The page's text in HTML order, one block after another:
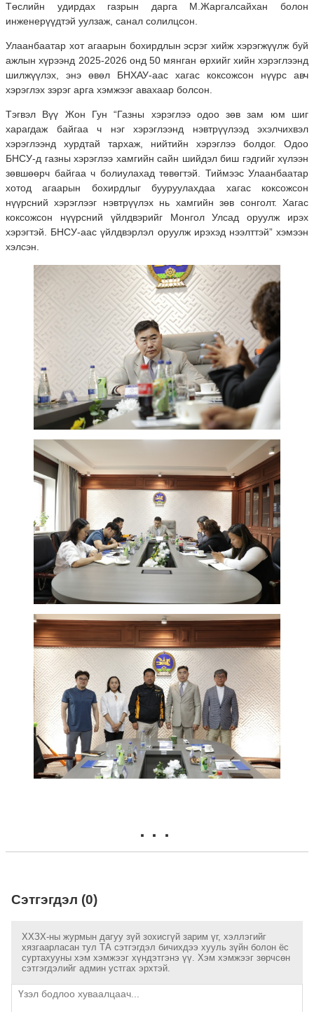
Төслийн удирдах газрын дарга М.Жаргалсайхан болон
инженерүүдтэй уулзаж, санал солилцсон.
Улаанбаатар хот агаарын бохирдлын эсрэг хийж хэрэгжүүлж буй
ажлын хүрээнд 2025-2026 онд 50 мянган өрхийг хийн хэрэглээнд
шилжүүлэх, энэ өвөл БНХАУ-аас хагас коксожсон нүүрс авч
хэрэглэх зэрэг арга хэмжээг авахаар болсон.
Тэгвэл Вүү Жон Гун “Газны хэрэглээ одоо зөв зам юм шиг
харагдаж байгаа ч нэг хэрэглээнд нэвтрүүлээд эхэлчихвэл
хэрэглээнд хурдтай тархаж, нийтийн хэрэглээ болдог. Одоо
БНСУ-д газны хэрэглээ хамгийн сайн шийдэл биш гэдгийг хүлээн
зөвшөөрч байгаа ч болиулахад төвөгтэй. Тиймээс Улаанбаатар
хотод агаарын бохирдлыг бууруулахдаа хагас коксожсон
нүүрсний хэрэглээг нэвтрүүлэх нь хамгийн зөв сонголт. Хагас
коксожсон нүүрсний үйлдвэрийг Монгол Улсад оруулж ирэх
хэрэгтэй. БНСУ-аас үйлдвэрлэл оруулж ирэхэд нээлттэй” хэмээн
хэлсэн.
Сэтгэгдэл (0)
ХХЗХ-ны журмын дагуу зүй зохисгүй зарим үг, хэллэгийг
хязгаарласан тул ТА сэтгэгдэл бичихдээ хууль зүйн болон ёс
суртахууны хэм хэмжээг хүндэтгэнэ үү. Хэм хэмжээг зөрчсөн
сэтгэгдэлийг админ устгах эрхтэй.